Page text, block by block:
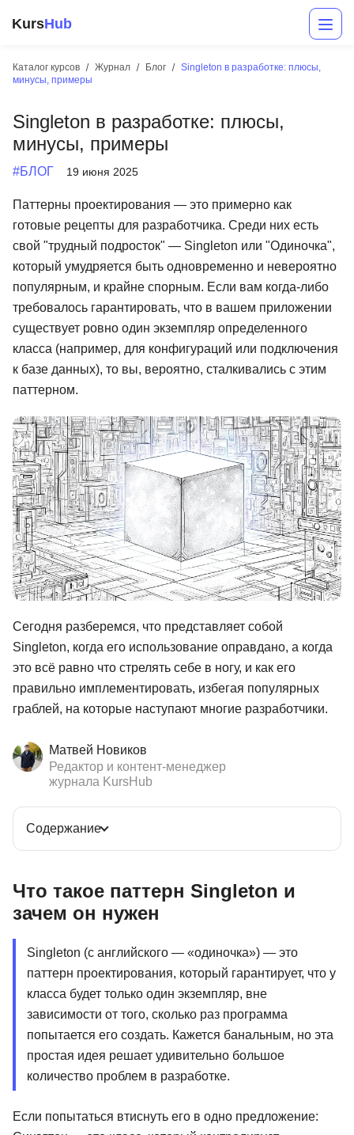
KursHub
Каталог курсов Журнал Блог
Singleton в разработке: плюсы,
минусы, примеры
Singleton в разработке: плюсы,
минусы, примеры
#БЛОГ 19 июня 2025
Паттерны проектирования — это примерно как
готовые рецепты для разработчика. Среди них есть
свой "трудный подросток" — Singleton или "Одиночка",
который умудряется быть одновременно и невероятно
популярным, и крайне спорным. Если вам когда-либо
требовалось гарантировать, что в вашем приложении
существует ровно один экземпляр определенного
класса (например, для конфигураций или подключения
к базе данных), то вы, вероятно, сталкивались с этим
паттерном.
Сегодня разберемся, что представляет собой
Singleton, когда его использование оправдано, а когда
это всё равно что стрелять себе в ногу, и как его
правильно имплементировать, избегая популярных
граблей, на которые наступают многие разработчики.
Матвей Новиков
Редактор и контент-менеджер
журнала KursHub
Содержание
Что такое паттерн Singleton и
зачем он нужен
Singleton (с английского — «одиночка») — это
паттерн проектирования, который гарантирует, что у
класса будет только один экземпляр, вне
зависимости от того, сколько раз программа
попытается его создать. Кажется банальным, но эта
простая идея решает удивительно большое
количество проблем в разработке.
Если попытаться втиснуть его в одно предложение:
Маркетинг
Дизайн
Аналитика
Менеджмент
Иностранные языки
ДПО
Детям
Акции и промокоды
Рейтинг онлайн-школ